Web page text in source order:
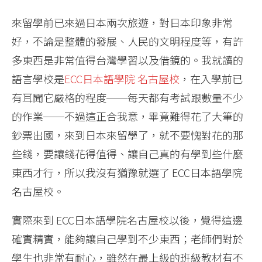
來留學前已來過日本兩次旅遊，對日本印象非常
好，不論是整體的發展、人民的文明程度等，有許
多東西是非常值得台灣學習以及借鏡的。我就讀的
語言學校是ECC日本語學院 名古屋校 ，在入學前已
有耳聞它嚴格的程度──每天都有考試跟數量不少
的作業──不過這正合我意，畢竟難得花了大筆的
鈔票出國，來到日本來留學了，就不要愧對花的那
些錢，要讓錢花得值得、讓自己真的有學到些什麼
東西才行，所以我沒有猶豫就選了 ECC日本語學院
名古屋校。
實際來到 ECC日本語學院名古屋校以後，覺得這邊
確實精實，能夠讓自己學到不少東西；老師們對於
學生也非常有耐心，雖然在最上級的班級教材有不